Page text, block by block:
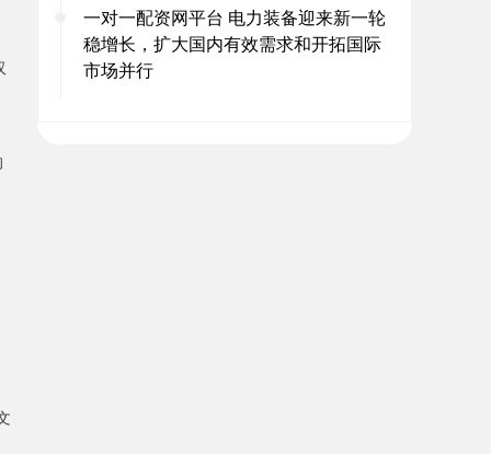
一对一配资网平台 电力装备迎来新一轮
稳增长，扩大国内有效需求和开拓国际
市场并行